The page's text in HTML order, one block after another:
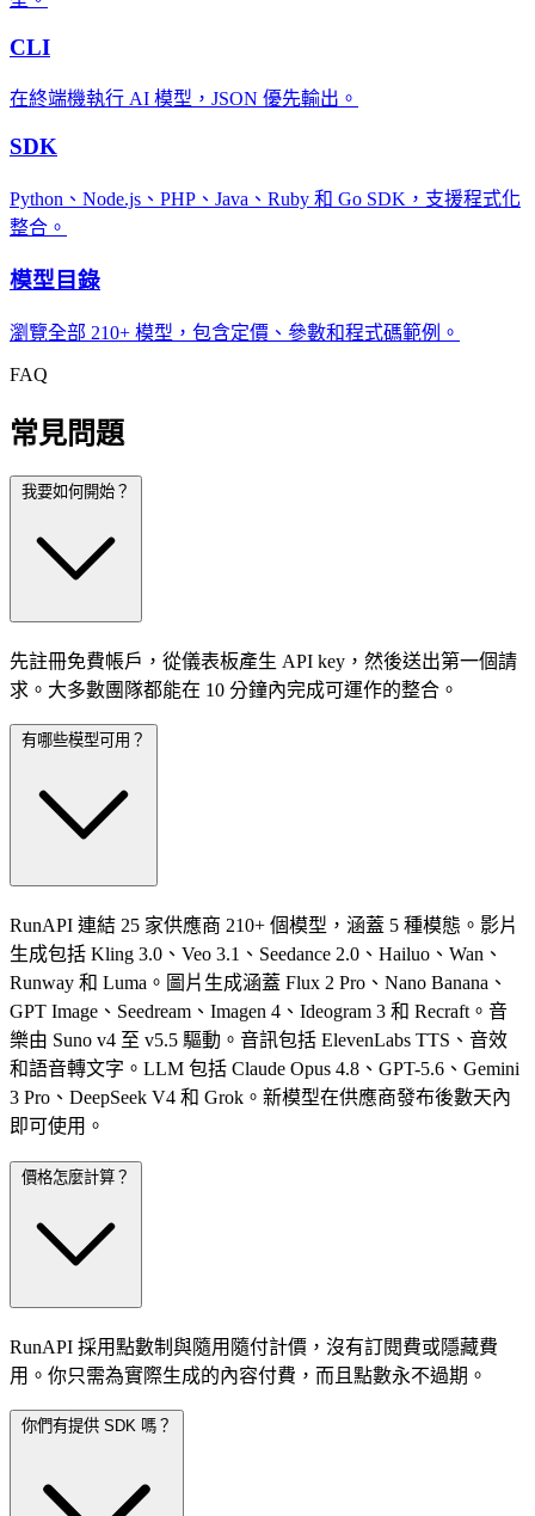
CLI
在終端機執行 AI 模型，JSON 優先輸出。
SDK
Python、Node.js、PHP、Java、Ruby 和 Go SDK，支援程式化
整合。
模型目錄
瀏覽全部 210+ 模型，包含定價、參數和程式碼範例。
FAQ
常見問題
我要如何開始？
先註冊免費帳戶，從儀表板產生 API key，然後送出第一個請
求。大多數團隊都能在 10 分鐘內完成可運作的整合。
有哪些模型可用？
RunAPI 連結 25 家供應商 210+ 個模型，涵蓋 5 種模態。影片
生成包括 Kling 3.0、Veo 3.1、Seedance 2.0、Hailuo、Wan、
Runway 和 Luma。圖片生成涵蓋 Flux 2 Pro、Nano Banana、
GPT Image、Seedream、Imagen 4、Ideogram 3 和 Recraft。音
樂由 Suno v4 至 v5.5 驅動。音訊包括 ElevenLabs TTS、音效
和語音轉文字。LLM 包括 Claude Opus 4.8、GPT-5.6、Gemini
3 Pro、DeepSeek V4 和 Grok。新模型在供應商發布後數天內
即可使用。
價格怎麼計算？
RunAPI 採用點數制與隨用隨付計價，沒有訂閱費或隱藏費
用。你只需為實際生成的內容付費，而且點數永不過期。
你們有提供 SDK 嗎？